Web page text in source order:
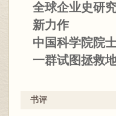
全球企业史研
新力作
中国科学院院
一群试图拯救
相关推荐：
书评